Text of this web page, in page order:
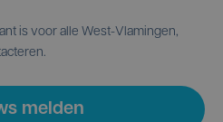
is voor alle West-Vlamingen,
melden